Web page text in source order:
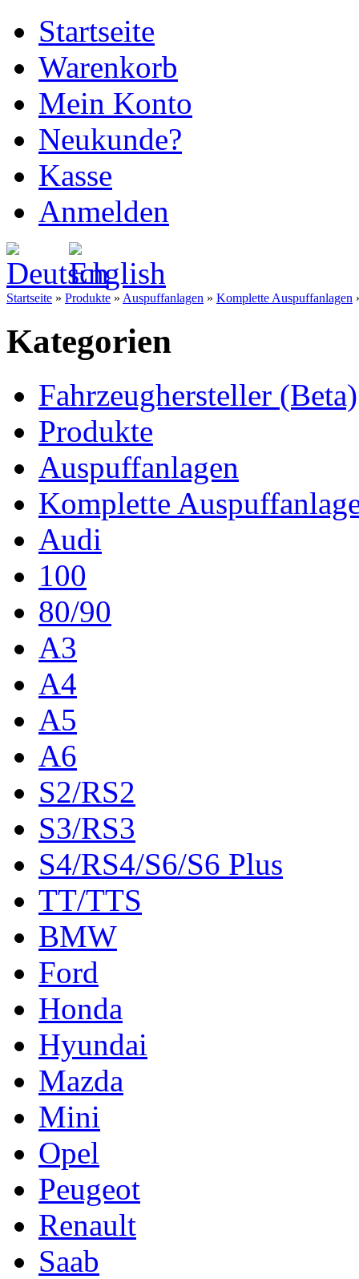
Startseite
Warenkorb
Mein Konto
Neukunde?
Kasse
Anmelden
Startseite » Produkte » Auspuffanlagen » Komplette Auspuffanlagen
Kategorien
Fahrzeughersteller (Beta)
Produkte
Auspuffanlagen
Komplette
Audi
100
80/90
A3
A4
A5
A6
S2/RS2
S3/RS3
S4/RS4/S6/S6 Plus
TT/TTS
BMW
Ford
Honda
Hyundai
Mazda
Mini
Opel
Peugeot
Renault
Saab